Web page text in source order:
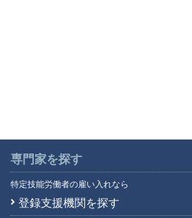
専門家を探す
特定技能労働者の雇い入れなら
登録支援機関を探す